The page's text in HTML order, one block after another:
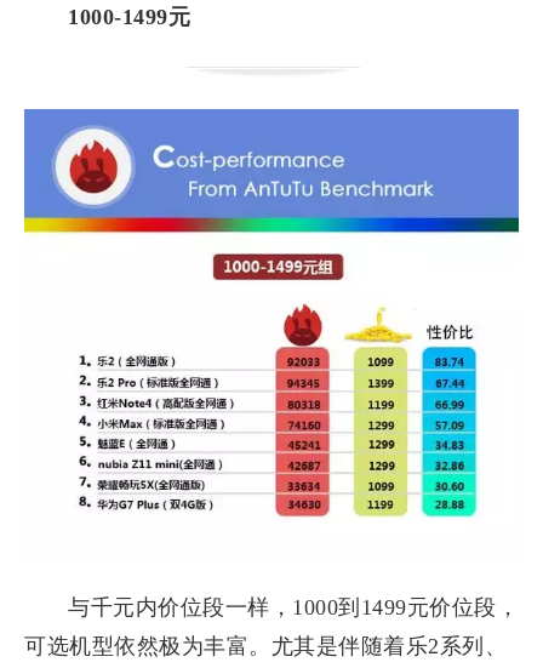
1000-1499元
与千元内价位段一样，1000到1499元价位段，
可选机型依然极为丰富。尤其是伴随着乐2系列、